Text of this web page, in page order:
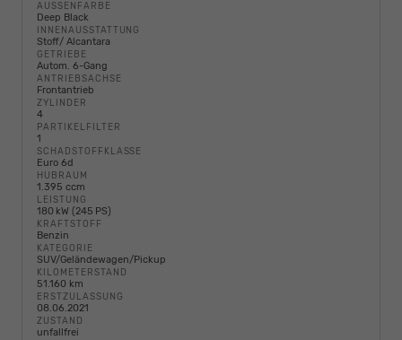
AUSSENFARBE
Deep Black
INNENAUSSTATTUNG
Stoff/ Alcantara
GETRIEBE
Autom. 6-Gang
ANTRIEBSACHSE
Frontantrieb
ZYLINDER
4
PARTIKELFILTER
1
SCHADSTOFFKLASSE
Euro 6d
HUBRAUM
1.395 ccm
LEISTUNG
180 kW (245 PS)
KRAFTSTOFF
Benzin
KATEGORIE
SUV/Geländewagen/Pickup
KILOMETERSTAND
51.160 km
ERSTZULASSUNG
08.06.2021
ZUSTAND
unfallfrei